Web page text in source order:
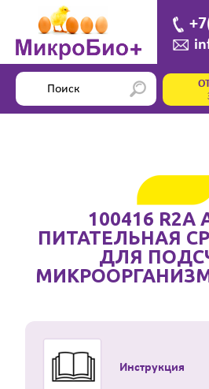
100416 R2A
ПИТАТЕЛЬНАЯ
ДЛЯ
Инструкция